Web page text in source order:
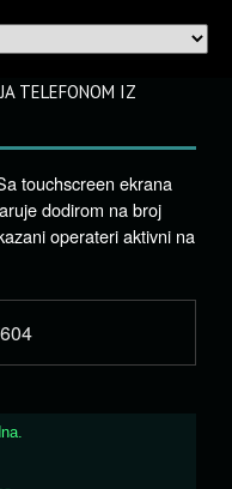
TELEFONOM IZ
touchscreen ekrana
dodirom na broj
operateri aktivni na